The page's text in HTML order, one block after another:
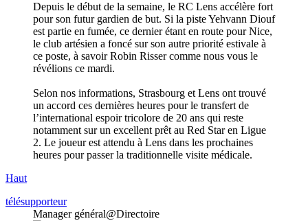
Depuis le début de la semaine, le RC Lens accélère fort
pour son futur gardien de but. Si la piste Yehvann Diouf
est partie en fumée, ce dernier étant en route pour Nice,
le club artésien a foncé sur son autre priorité estivale à
ce poste, à savoir Robin Risser comme nous vous le
révélions ce mardi.
Selon nos informations, Strasbourg et Lens ont trouvé
un accord ces dernières heures pour le transfert de
l’international espoir tricolore de 20 ans qui reste
notamment sur un excellent prêt au Red Star en Ligue
2. Le joueur est attendu à Lens dans les prochaines
heures pour passer la traditionnelle visite médicale.
Haut
télésupporteur
Manager général@Directoire